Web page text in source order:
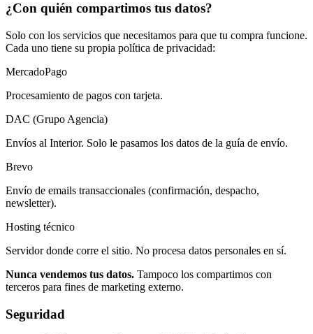
¿Con quién compartimos tus datos?
Solo con los servicios que necesitamos para que tu compra funcione.
Cada uno tiene su propia política de privacidad:
MercadoPago
Procesamiento de pagos con tarjeta.
DAC (Grupo Agencia)
Envíos al Interior. Solo le pasamos los datos de la guía de envío.
Brevo
Envío de emails transaccionales (confirmación, despacho,
newsletter).
Hosting técnico
Servidor donde corre el sitio. No procesa datos personales en sí.
Nunca vendemos tus datos. Tampoco los compartimos con
terceros para fines de marketing externo.
Seguridad